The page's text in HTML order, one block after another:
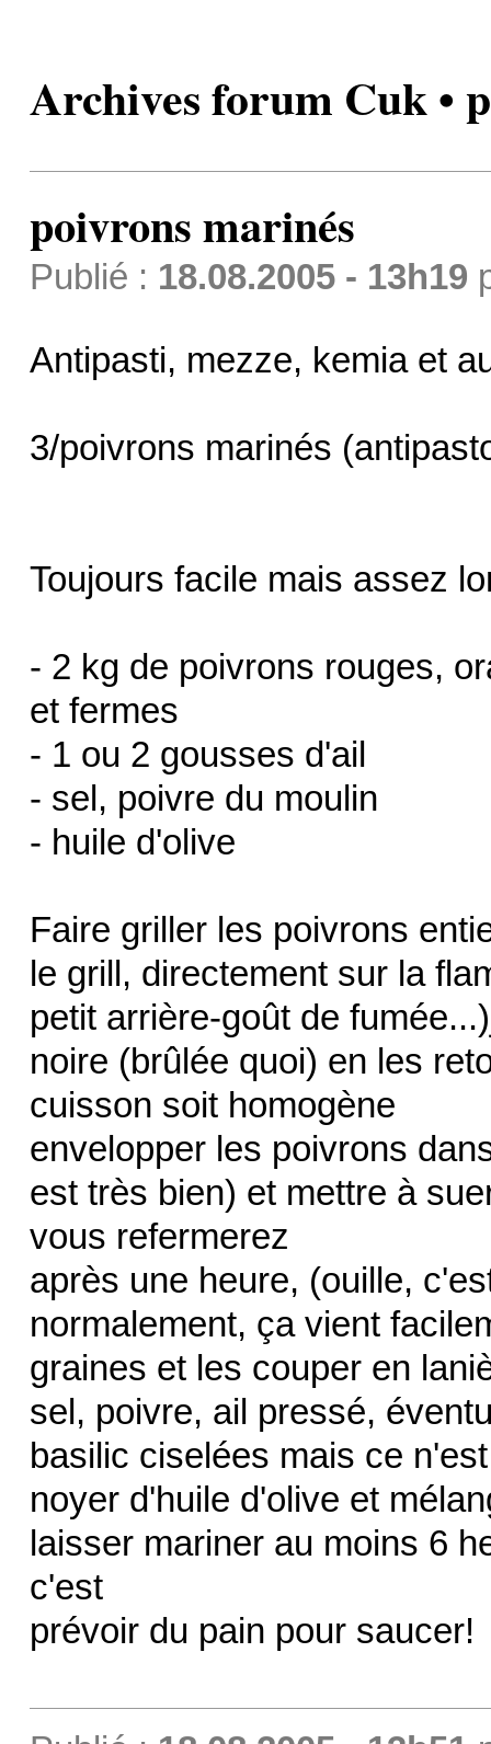
Archives forum Cuk •
poivrons marinés
Publié : 18.08.2005 - 13h19
Antipasti, mezze, kemia et
3/poivrons marinés
Toujours facile mais assez
- 2 kg de poivrons rouges,
et fermes
- 1 ou 2 gousses d'ail
- sel, poivre du moulin
- huile d'olive
Faire griller les poivrons
le grill, directement sur la
petit arrière-goût de
noire (brûlée quoi) en les
cuisson soit homogène
envelopper les poivrons
est très bien) et mettre à
vous refermerez
après une heure, (ouille,
normalement, ça vient
graines et les couper en
sel, poivre, ail pressé,
basilic ciselées mais ce
noyer d'huile d'olive et
laisser mariner au moins 6
c'est
prévoir du pain pour saucer!